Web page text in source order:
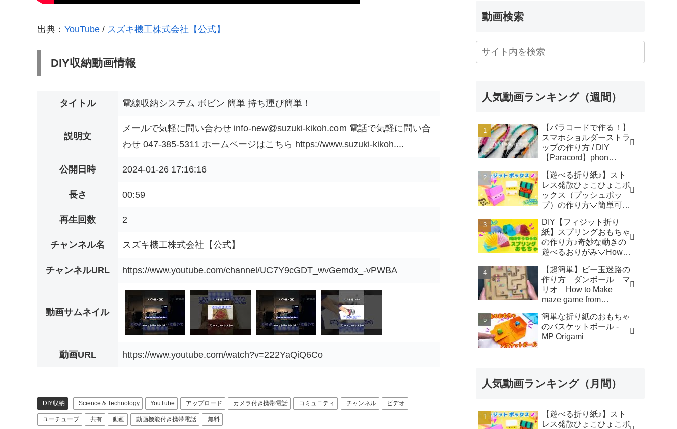
出典： YouTube / スズキ機工株式会社【公式】
DIY収納動画情報
タイトル 電線収納システム ボビン 簡単 持ち運び簡単！
説明文
メールで気軽に問い合わせ info-new@suzuki-kikoh.com 電話で気軽に問い合
わせ 047-385-5311 ホームページはこちら https://www.suzuki-kikoh....
公開日時 2024-01-26 17:16:16
長さ 00:59
再生回数 2
チャンネル名 スズキ機工株式会社【公式】
チャンネルURL https://www.youtube.com/channel/UC7Y9cGDT_wvGemdx_-vPWBA
動画サムネイル
動画URL https://www.youtube.com/watch?v=222YaQiQ6Co
DIY収納 Science & Technology YouTube アップロード カメラ付き携帯電話 コミュニティ チャンネル ビデオ
ユーチューブ 共有 動画 動画機能付き携帯電話 無料
動画検索
人気動画ランキング（週間）
【パラコードで作る！】
スマホショルダーストラ
ップの作り方 / DIY
【Paracord】phon
Macrame traveler Hikaru
【遊べる折り紙♪】スト
レス発散ひょこひょこボ
ックス（プッシュポッ
プ）の作り方💙簡単可愛
made from origami (Pop-
it) 종이 접기로 만드는 팝
잇 - SodaCatOrigami 楽
しい折り紙♪
DIY【フィジット折り
紙】スプリングおもちゃ
の作り方♪奇妙な動きの
遊べるおりがみ💙How to
Origami -
SodaCatOrigami 楽しい
折り紙♪
【超簡単】ビー玉迷路の
作り方 ダンボール マ
リオ How to Make
maze game from
MotoCrafts
簡単な折り紙のおもちゃ
のバスケットボール -
MP Origami
人気動画ランキング（月間）
【遊べる折り紙♪】スト
レス発散ひょこひょこボ